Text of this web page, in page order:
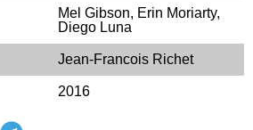
Mel Gibson, Erin Moriarty,
Diego Luna
Jean-Francois Richet
2016